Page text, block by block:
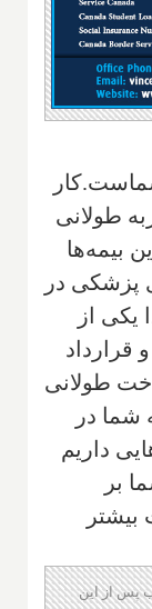
طولانی
بیمه‌ها
پزشکی در
یکی از
قرارداد
شناخت طولانی
شما در
داریم
بر
بیشتر
پس از این